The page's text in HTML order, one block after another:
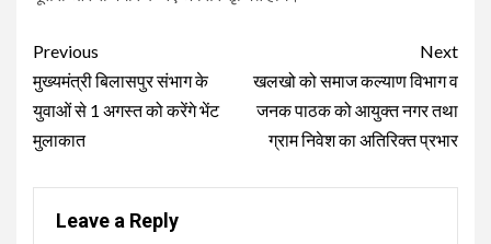
Continue
Reading
Previous
मुख्यमंत्री बिलासपुर संभाग के
युवाओं से 1 अगस्त को करेंगे भेंट
मुलाकात
Next
खलखो को समाज कल्याण विभाग व
जनक पाठक को आयुक्त नगर तथा
ग्राम निवेश का अतिरिक्त प्रभार
Leave a Reply